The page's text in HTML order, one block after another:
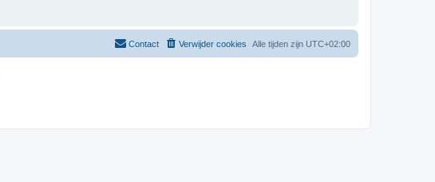
Alle tijden zijn UTC+02:00
Verwijder cookies
Contact